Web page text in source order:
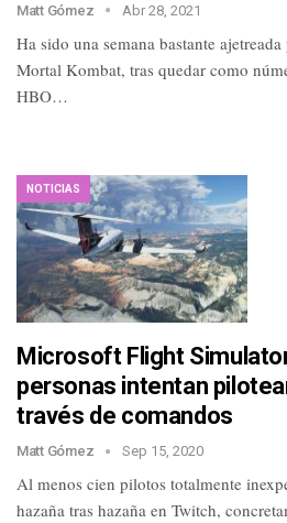
Matt Gómez Abr 28, 2021
Ha sido una semana bastante
Mortal Kombat, tras quedar como
HBO…
NOTICIAS
Microsoft Flight
personas intentan
través de comandos
Matt Gómez Sep 15, 2020
Al menos cien pilotos totalmente
hazaña tras hazaña en Twitch,